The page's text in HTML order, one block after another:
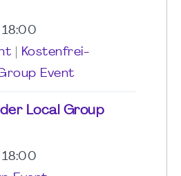
Kostenfrei-
Event
Local Group